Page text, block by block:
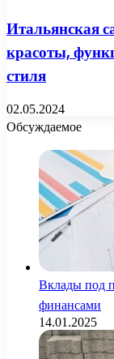
Итальянская
красоты,
стиля
02.05.2024
Обсуждаемое
Вклады под
финансами
14.01.2025